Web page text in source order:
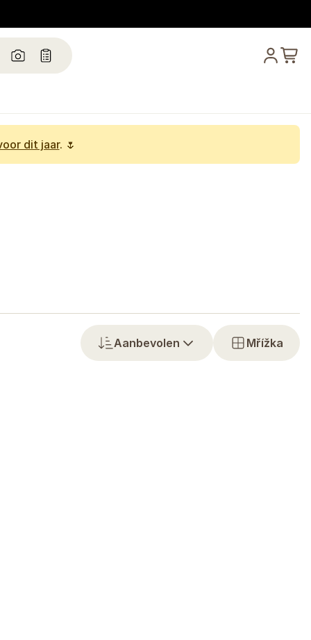
dit jaar. 🌷
Aanbevolen Mřížka